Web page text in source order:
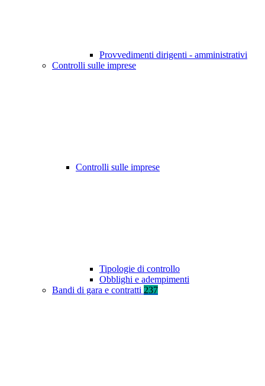
Provvedimenti dirigenti - amministrativi
Controlli sulle imprese
Controlli sulle imprese
Tipologie di controllo
Obblighi e adempimenti
Bandi di gara e contratti 237